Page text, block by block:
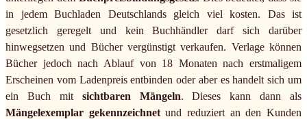
in jedem Buchladen Deutschlands gleich viel kosten. Das ist
gesetzlich geregelt und kein Buchhändler darf sich darüber
hinwegsetzen und Bücher vergünstigt verkaufen. Verlage können
Bücher jedoch nach Ablauf von 18 Monaten nach erstmaligem
Erscheinen vom Ladenpreis entbinden oder aber es handelt sich um
ein Buch mit sichtbaren Mängeln. Dieses kann dann als
Mängelexemplar gekennzeichnetund reduziert an den Kunden